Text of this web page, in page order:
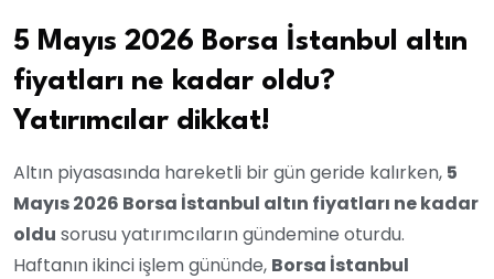
5 Mayıs 2026 Borsa İstanbul altın
fiyatları ne kadar oldu?
Yatırımcılar dikkat!
Altın piyasasında hareketli bir gün geride kalırken, 5
Mayıs 2026 Borsa İstanbul altın fiyatları ne kadar
oldu sorusu yatırımcıların gündemine oturdu.
Haftanın ikinci işlem gününde, Borsa İstanbul